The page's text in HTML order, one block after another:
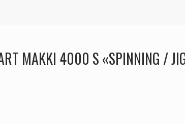
MAKKI 4000 S «SPINNING /